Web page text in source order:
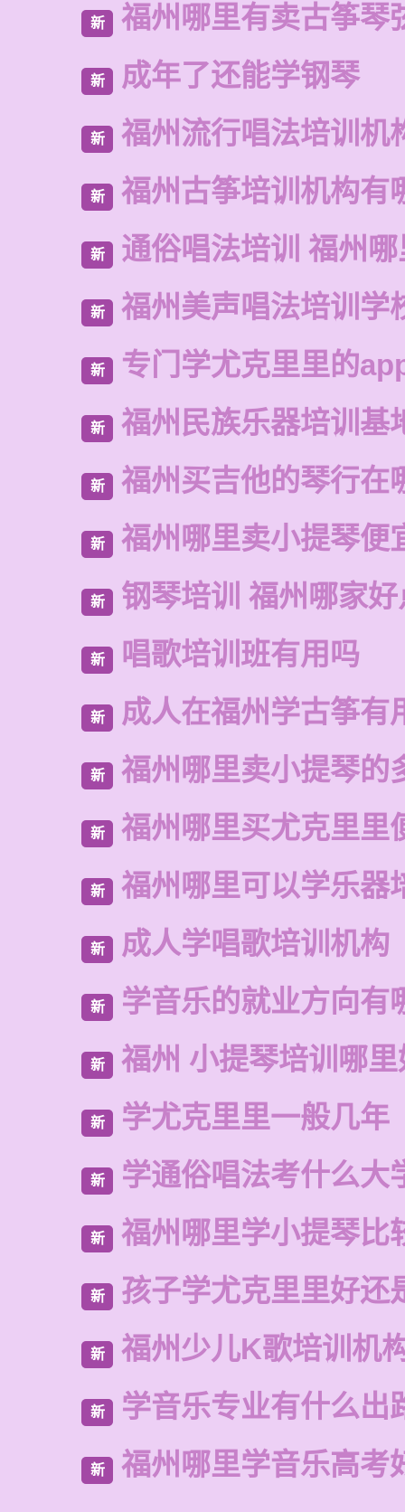
新 福州哪里有卖古筝琴
新 成年了还能学钢琴
新 福州流行唱法培训机
新 福州古筝培训机构有
新 通俗唱法培训 福州
新 福州美声唱法培训学
新 专门学尤克里里的
新 福州民族乐器培训基
新 福州买吉他的琴行在
新 福州哪里卖小提琴便
新 钢琴培训 福州哪家好
新 唱歌培训班有用吗
新 成人在福州学古筝有
新 福州哪里卖小提琴的
新 福州哪里买尤克里里
新 福州哪里可以学乐器
新 成人学唱歌培训机构
新 学音乐的就业方向有
新 福州 小提琴培训哪
新 学尤克里里一般几年
新 学通俗唱法考什么大
新 福州哪里学小提琴比
新 孩子学尤克里里好还
新 福州少儿K歌培训机
新 学音乐专业有什么出
新 福州哪里学音乐高考